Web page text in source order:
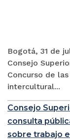
Bogotá, 31 de
Consejo
Concurso de
intercultural...
Consejo
consulta
sobre trabajo